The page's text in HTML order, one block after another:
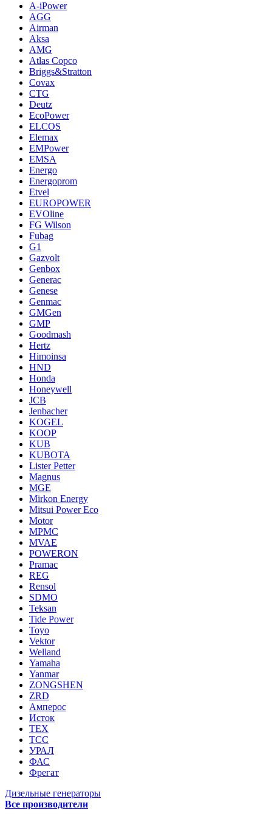
A-iPower
AGG
Airman
Aksa
AMG
Atlas Copco
Briggs&Stratton
Covax
CTG
Deutz
EcoPower
ELCOS
Elemax
EMPower
EMSA
Energo
Energoprom
Etvel
EUROPOWER
EVOline
FG Wilson
Fubag
G1
Gazvolt
Genbox
Generac
Genese
Genmac
GMGen
GMP
Goodmash
Hertz
Himoinsa
HND
Honda
Honeywell
JCB
Jenbacher
KOGEL
KOOP
KUB
KUBOTA
Lister Petter
Magnus
MGE
Mirkon Energy
Mitsui Power Eco
Motor
MPMC
MVAE
POWERON
Pramac
REG
Rensol
SDMO
Teksan
Tide Power
Toyo
Vektor
Welland
Yamaha
Yanmar
ZONGSHEN
ZRD
Амперос
Исток
ТЕХ
ТСС
УРАЛ
ФАС
Фрегат
Дизельные генераторы
Все производители